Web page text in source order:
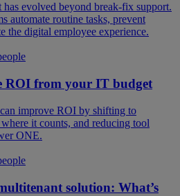
has evolved beyond break-fix support.
automate routine tasks, prevent
the digital employee experience.
ROI from your IT budget
improve ROI by shifting to
it counts, and reducing tool
ONE.
solution: What’s